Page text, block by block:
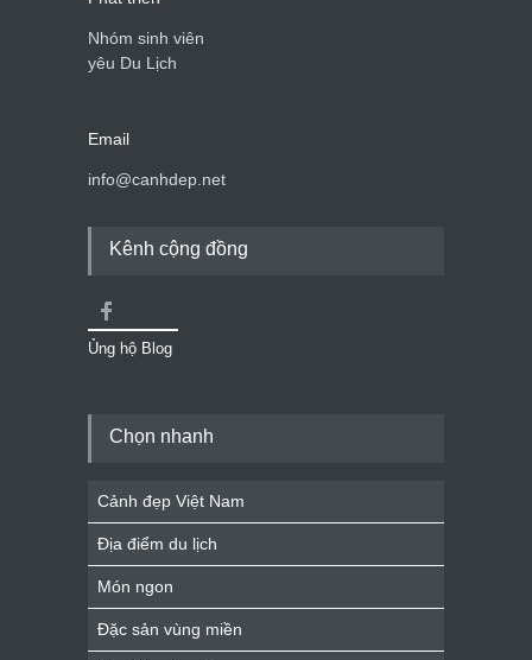
Nhóm sinh viên
yêu Du Lịch
Email
info@canhdep.net
Kênh cộng đồng
Ủng hộ Blog
Chọn nhanh
Cảnh đẹp Việt Nam
Địa điểm du lịch
Món ngon
Đặc sản vùng miền